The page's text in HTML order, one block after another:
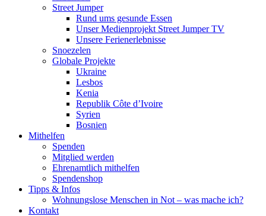
Street Jumper
Rund ums gesunde Essen
Unser Medienprojekt Street Jumper TV
Unsere Ferienerlebnisse
Snoezelen
Globale Projekte
Ukraine
Lesbos
Kenia
Republik Côte d’Ivoire
Syrien
Bosnien
Mithelfen
Spenden
Mitglied werden
Ehrenamtlich mithelfen
Spendenshop
Tipps & Infos
Wohnungslose Menschen in Not – was mache ich?
Kontakt